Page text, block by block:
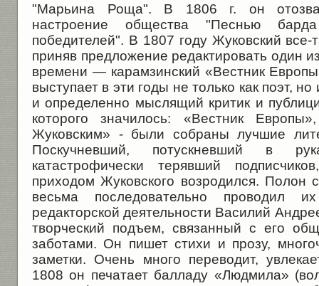
"Марьина Роща". В 1806 г. он
настроение общества "Песнью
победителей". В 1807 году Жуковский все-
приняв предложение редактировать один
времени — карамзинский «Вестник
выступает в эти годы не только как поэт,
и определенно мыслящий критик и
которого значилось: «Вестник
Жуковским» - были собраны лучшие
Поскучневший, потускневший в
катастрофически терявший
приходом Жуковского возродился. Полон
весьма последовательно
редакторской деятельности Василий
творческий подъем, связанный с его
заботами. Он пишет стихи и прозу,
заметки. Очень много переводит,
1808 он печатает балладу «Людмила»